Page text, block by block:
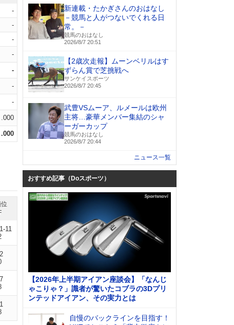
-
-
-
-
-
-
-
.000
.000
11
新連載・たかぎさんのおはなし
－競馬と人がつないでくれる日
常。－
競馬のおはなし
2026/8/7 20:51
【2歳次走報】ムーンベリルはす
ずらん賞で芝挑戦へ
サンケイスポーツ
2026/8/7 20:45
武豊VSムーア、ルメールは欧州
主将…豪華メンバー集結のシャ
ーガーカップ
競馬のおはなし
2026/8/7 20:44
ニュース一覧
おすすめ記事（Doスポーツ）
【2026年上半期アイアン座談会】「なんじ
ゃこりゃ？」識者が驚いたコブラの3Dプリ
ンテッドアイアン、その実力とは
自慢のバックラインを目指す！